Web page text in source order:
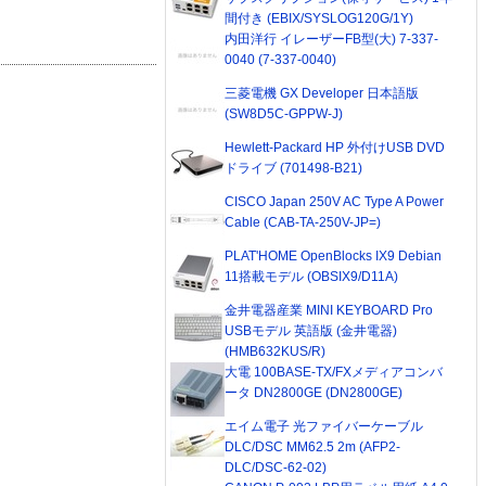
間付き (EBIX/SYSLOG120G/1Y)
内田洋行 イレーザーFB型(大) 7-337-
0040 (7-337-0040)
三菱電機 GX Developer 日本語版
(SW8D5C-GPPW-J)
Hewlett-Packard HP 外付けUSB DVD
ドライブ (701498-B21)
CISCO Japan 250V AC Type A Power
Cable (CAB-TA-250V-JP=)
PLAT'HOME OpenBlocks IX9 Debian
11搭載モデル (OBSIX9/D11A)
金井電器産業 MINI KEYBOARD Pro
USBモデル 英語版 (金井電器)
(HMB632KUS/R)
大電 100BASE-TX/FXメディアコンバ
ータ DN2800GE (DN2800GE)
エイム電子 光ファイバーケーブル
DLC/DSC MM62.5 2m (AFP2-
DLC/DSC-62-02)